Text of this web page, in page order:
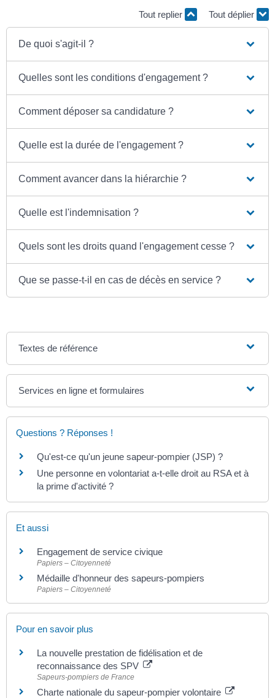
Tout replier Tout déplier
De quoi s'agit-il ?
Quelles sont les conditions d'engagement ?
Comment déposer sa candidature ?
Quelle est la durée de l'engagement ?
Comment avancer dans la hiérarchie ?
Quelle est l'indemnisation ?
Quels sont les droits quand l'engagement cesse ?
Que se passe-t-il en cas de décès en service ?
Textes de référence
Services en ligne et formulaires
Questions ? Réponses !
Qu'est-ce qu'un jeune sapeur-pompier (JSP) ?
Une personne en volontariat a-t-elle droit au RSA et à
la prime d'activité ?
Et aussi
Engagement de service civique
Papiers – Citoyenneté
Médaille d'honneur des sapeurs-pompiers
Papiers – Citoyenneté
Pour en savoir plus
La nouvelle prestation de fidélisation et de
reconnaissance des SPV
Sapeurs-pompiers de France
Charte nationale du sapeur-pompier volontaire